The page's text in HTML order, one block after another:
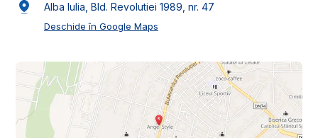
Alba Iulia, Bld. Revolutiei 1989, nr. 47
Deschide în Google Maps